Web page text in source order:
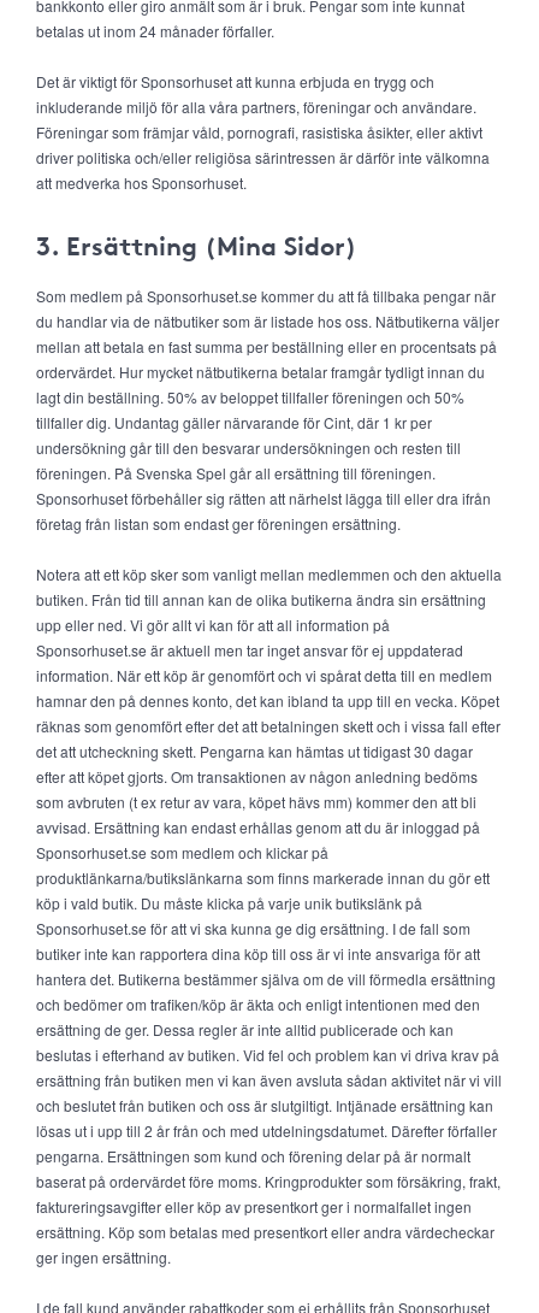
bankkonto eller giro anmält som är i bruk. Pengar som inte kunnat
betalas ut inom 24 månader förfaller.
Det är viktigt för Sponsorhuset att kunna erbjuda en trygg och
inkluderande miljö för alla våra partners, föreningar och användare.
Föreningar som främjar våld, pornografi, rasistiska åsikter, eller aktivt
driver politiska och/eller religiösa särintressen är därför inte välkomna
att medverka hos Sponsorhuset.
3. Ersättning (Mina Sidor)
Som medlem på Sponsorhuset.se kommer du att få tillbaka pengar när
du handlar via de nätbutiker som är listade hos oss. Nätbutikerna väljer
mellan att betala en fast summa per beställning eller en procentsats på
ordervärdet. Hur mycket nätbutikerna betalar framgår tydligt innan du
lagt din beställning. 50% av beloppet tillfaller föreningen och 50%
tillfaller dig. Undantag gäller närvarande för Cint, där 1 kr per
undersökning går till den besvarar undersökningen och resten till
föreningen. På Svenska Spel går all ersättning till föreningen.
Sponsorhuset förbehåller sig rätten att närhelst lägga till eller dra ifrån
företag från listan som endast ger föreningen ersättning.
Notera att ett köp sker som vanligt mellan medlemmen och den aktuella
butiken. Från tid till annan kan de olika butikerna ändra sin ersättning
upp eller ned. Vi gör allt vi kan för att all information på
Sponsorhuset.se är aktuell men tar inget ansvar för ej uppdaterad
information. När ett köp är genomfört och vi spårat detta till en medlem
hamnar den på dennes konto, det kan ibland ta upp till en vecka. Köpet
räknas som genomfört efter det att betalningen skett och i vissa fall efter
det att utcheckning skett. Pengarna kan hämtas ut tidigast 30 dagar
efter att köpet gjorts. Om transaktionen av någon anledning bedöms
som avbruten (t ex retur av vara, köpet hävs mm) kommer den att bli
avvisad. Ersättning kan endast erhållas genom att du är inloggad på
Sponsorhuset.se som medlem och klickar på
produktlänkarna/butikslänkarna som finns markerade innan du gör ett
köp i vald butik. Du måste klicka på varje unik butikslänk på
Sponsorhuset.se för att vi ska kunna ge dig ersättning. I de fall som
butiker inte kan rapportera dina köp till oss är vi inte ansvariga för att
hantera det. Butikerna bestämmer själva om de vill förmedla ersättning
och bedömer om trafiken/köp är äkta och enligt intentionen med den
ersättning de ger. Dessa regler är inte alltid publicerade och kan
beslutas i efterhand av butiken. Vid fel och problem kan vi driva krav på
ersättning från butiken men vi kan även avsluta sådan aktivitet när vi vill
och beslutet från butiken och oss är slutgiltigt. Intjänade ersättning kan
lösas ut i upp till 2 år från och med utdelningsdatumet. Därefter förfaller
pengarna. Ersättningen som kund och förening delar på är normalt
baserat på ordervärdet före moms. Kringprodukter som försäkring, frakt,
faktureringsavgifter eller köp av presentkort ger i normalfallet ingen
ersättning. Köp som betalas med presentkort eller andra värdecheckar
ger ingen ersättning.
I de fall kund använder rabattkoder som ej erhållits från Sponsorhuset